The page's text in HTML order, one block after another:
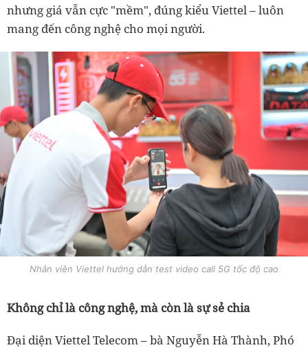
nhưng giá vẫn cực "mềm", đúng kiểu Viettel – luôn
mang đến công nghệ cho mọi người.
Nhân viên Viettel hướng dẫn test video call 5G tốc độ cao
Không chỉ là công nghệ, mà còn là sự sẻ chia
Đại diện Viettel Telecom – bà Nguyễn Hà Thành, Phó